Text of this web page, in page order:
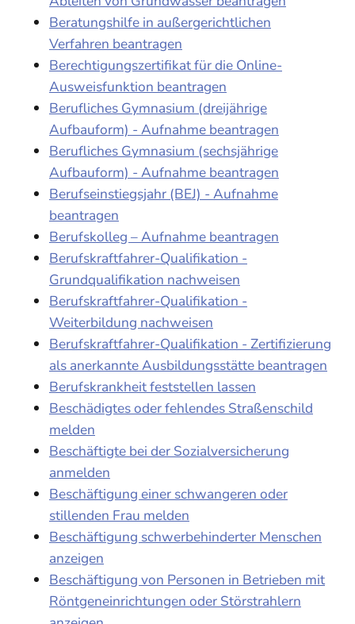
Beratungshilfe in außergerichtlichen
Verfahren beantragen
Berechtigungszertifikat für die Online-
Ausweisfunktion beantragen
Berufliches Gymnasium (dreijährige
Aufbauform) - Aufnahme beantragen
Berufliches Gymnasium (sechsjährige
Aufbauform) - Aufnahme beantragen
Berufseinstiegsjahr (BEJ) - Aufnahme
beantragen
Berufskolleg – Aufnahme beantragen
Berufskraftfahrer-Qualifikation -
Grundqualifikation nachweisen
Berufskraftfahrer-Qualifikation -
Weiterbildung nachweisen
Berufskraftfahrer-Qualifikation - Zertifizierung
als anerkannte Ausbildungsstätte beantragen
Berufskrankheit feststellen lassen
Beschädigtes oder fehlendes Straßenschild
melden
Beschäftigte bei der Sozialversicherung
anmelden
Beschäftigung einer schwangeren oder
stillenden Frau melden
Beschäftigung schwerbehinderter Menschen
anzeigen
Beschäftigung von Personen in Betrieben mit
Röntgeneinrichtungen oder Störstrahlern